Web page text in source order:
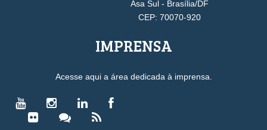
Asa Sul - Brasília/DF
CEP: 70070-920
IMPRENSA
Acesse aqui a área dedicada à imprensa.